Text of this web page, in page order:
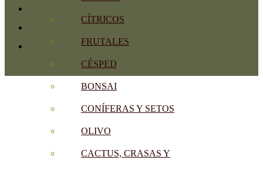
CÍTRICOS
FRUTALES
CÉSPED
BONSAI
CONÍFERAS Y SETOS
OLIVO
CACTUS, CRASAS Y